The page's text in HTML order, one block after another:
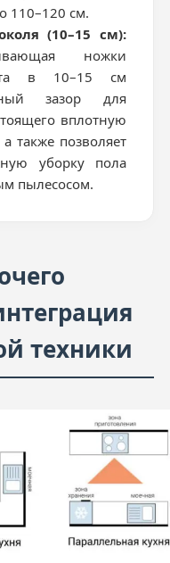
110–120 см.
(10–15 см):
ножки
в 10–15 см
зазор для
вплотную
также позволяет
уборку пола
пылесосом.
техники